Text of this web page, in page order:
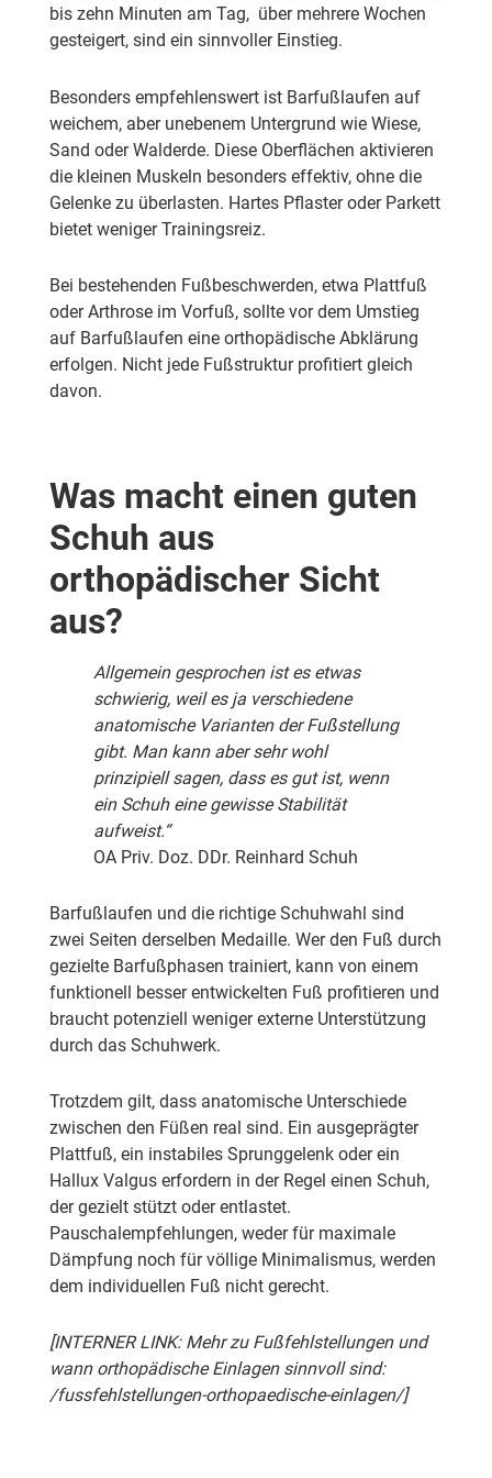
bis zehn Minuten am Tag, über mehrere Wochen
gesteigert, sind ein sinnvoller Einstieg.
Besonders empfehlenswert ist Barfußlaufen auf
weichem, aber unebenem Untergrund wie Wiese,
Sand oder Walderde. Diese Oberflächen aktivieren
die kleinen Muskeln besonders effektiv, ohne die
Gelenke zu überlasten. Hartes Pflaster oder Parkett
bietet weniger Trainingsreiz.
Bei bestehenden Fußbeschwerden, etwa Plattfuß
oder Arthrose im Vorfuß, sollte vor dem Umstieg
auf Barfußlaufen eine orthopädische Abklärung
erfolgen. Nicht jede Fußstruktur profitiert gleich
davon.
Was macht einen guten
Schuh aus
orthopädischer Sicht
aus?
Allgemein gesprochen ist es etwas
schwierig, weil es ja verschiedene
anatomische Varianten der Fußstellung
gibt. Man kann aber sehr wohl
prinzipiell sagen, dass es gut ist, wenn
ein Schuh eine gewisse Stabilität
aufweist.“
OA Priv. Doz. DDr. Reinhard Schuh
Barfußlaufen und die richtige Schuhwahl sind
zwei Seiten derselben Medaille. Wer den Fuß durch
gezielte Barfußphasen trainiert, kann von einem
funktionell besser entwickelten Fuß profitieren und
braucht potenziell weniger externe Unterstützung
durch das Schuhwerk.
Trotzdem gilt, dass anatomische Unterschiede
zwischen den Füßen real sind. Ein ausgeprägter
Plattfuß, ein instabiles Sprunggelenk oder ein
Hallux Valgus erfordern in der Regel einen Schuh,
der gezielt stützt oder entlastet.
Pauschalempfehlungen, weder für maximale
Dämpfung noch für völlige Minimalismus, werden
dem individuellen Fuß nicht gerecht.
[INTERNER LINK: Mehr zu Fußfehlstellungen und
wann orthopädische Einlagen sinnvoll sind:
/fussfehlstellungen-orthopaedische-einlagen/]